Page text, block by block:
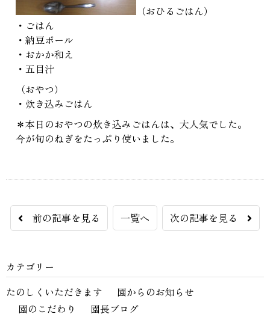
（おひるごはん）
・ごはん
・納豆ボール
・おかか和え
・五目汁
（おやつ）
・炊き込みごはん
＊本日のおやつの炊き込みごはんは、大人気でした。
今が旬のねぎをたっぷり使いました。
前の記事を見る 一覧へ 次の記事を見る
カテゴリー
たのしくいただきます
園からのお知らせ
園のこだわり
園長ブログ